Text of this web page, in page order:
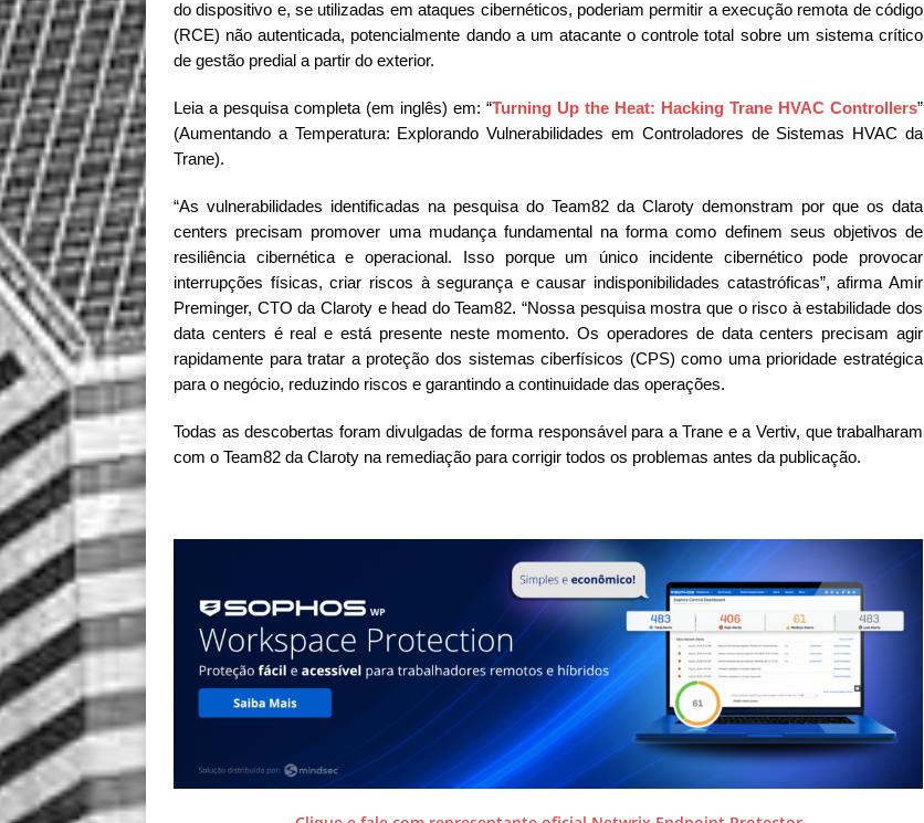
do dispositivo e, se utilizadas em ataques cibernéticos, poderiam permitir a execução remota de código
(RCE) não autenticada, potencialmente dando a um atacante o controle total sobre um sistema crítico
de gestão predial a partir do exterior.
Leia a pesquisa completa (em inglês) em: “Turning Up the Heat: Hacking Trane HVAC Controllers”
(Aumentando a Temperatura: Explorando Vulnerabilidades em Controladores de Sistemas HVAC da
Trane).
“As vulnerabilidades identificadas na pesquisa do Team82 da Claroty demonstram por que os data
centers precisam promover uma mudança fundamental na forma como definem seus objetivos de
resiliência cibernética e operacional. Isso porque um único incidente cibernético pode provocar
interrupções físicas, criar riscos à segurança e causar indisponibilidades catastróficas”, afirma Amir
Preminger, CTO da Claroty e head do Team82. “Nossa pesquisa mostra que o risco à estabilidade dos
data centers é real e está presente neste momento. Os operadores de data centers precisam agir
rapidamente para tratar a proteção dos sistemas ciberfísicos (CPS) como uma prioridade estratégica
para o negócio, reduzindo riscos e garantindo a continuidade das operações.
Todas as descobertas foram divulgadas de forma responsável para a Trane e a Vertiv, que trabalharam
com o Team82 da Claroty na remediação para corrigir todos os problemas antes da publicação.